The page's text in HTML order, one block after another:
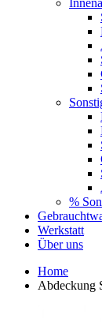
%
Werkstatt
Über uns
Home
Abdeckung